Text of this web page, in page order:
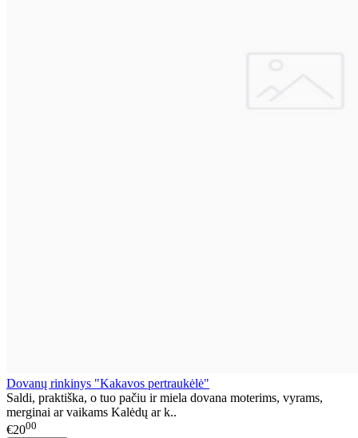
Dovanų rinkinys "Kakavos pertraukėlė"
Saldi, praktiška, o tuo pačiu ir miela dovana moterims, vyrams,
merginai ar vaikams Kalėdų ar k..
€2000